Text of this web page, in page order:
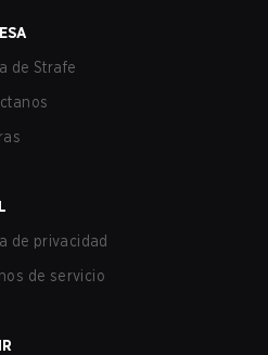
de Strafe
de privacidad
de servicio